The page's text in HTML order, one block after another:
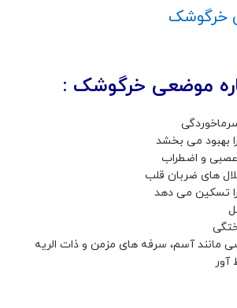
خرگوشک
موضعی خرگوشک :
بهبود می بخشد
و اضطراب
های ضربان قلب
تسکین می دهد
مانند آسم، سرفه های مزمن و ذات الریه
آور